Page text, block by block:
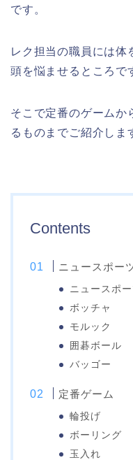
です。
レク担当の職員には体
頭を悩ませるところで
そこで定番のゲームか
るものまでご紹介しま
Contents
ニュースポー
ニュースポ
ボッチャ
モルック
囲碁ボール
バッゴー
定番ゲーム
輪投げ
ボーリング
玉入れ